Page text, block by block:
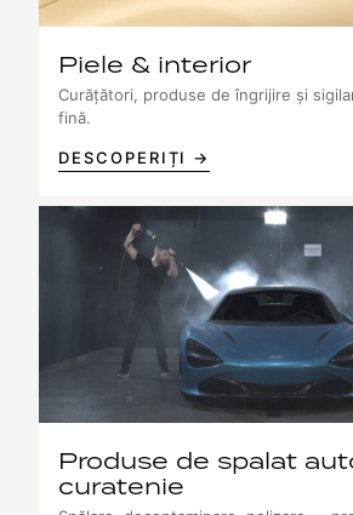
Piele & interior
Curățători, produse de îngrijire și
fină.
DESCOPERIȚI →
Produse de spalat
curatenie